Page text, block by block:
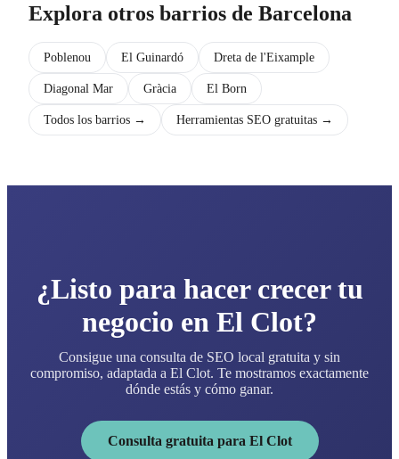
Explora otros barrios de Barcelona
Poblenou El Guinardó Dreta de l'Eixample
Diagonal Mar Gràcia El Born
Todos los barrios → Herramientas SEO gratuitas →
¿Listo para hacer crecer tu
negocio en El Clot?
Consigue una consulta de SEO local gratuita y sin
compromiso, adaptada a El Clot. Te mostramos exactamente
dónde estás y cómo ganar.
Consulta gratuita para El Clot